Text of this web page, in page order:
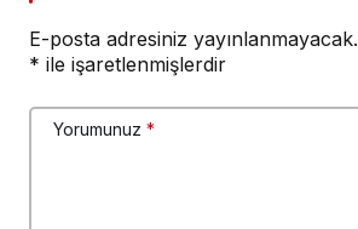
E-posta adresiniz yayınlanmayacak.
* ile işaretlenmişlerdir
Yorumunuz *